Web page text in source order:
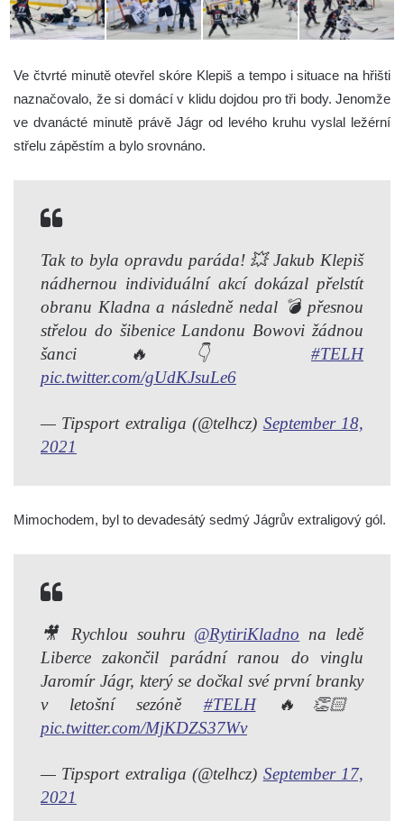
Ve čtvrté minutě otevřel skóre Klepiš a tempo i situace na hřišti
naznačovalo, že si domácí v klidu dojdou pro tři body. Jenomže
ve dvanácté minutě právě Jágr od levého kruhu vyslal ležérní
střelu zápěstím a bylo srovnáno.
Tak to byla opravdu paráda! 💥 Jakub Klepiš
nádhernou individuální akcí dokázal přelstít
obranu Kladna a následně nedal 💣 přesnou
střelou do šibenice Landonu Bowovi žádnou
šanci 🔥👇 #TELH
pic.twitter.com/gUdKJsuLe6
— Tipsport extraliga (@telhcz) September 18,
2021
Mimochodem, byl to devadesátý sedmý Jágrův extraligový gól.
🎥 Rychlou souhru @RytiriKladno na ledě
Liberce zakončil parádní ranou do vinglu
Jaromír Jágr, který se dočkal své první branky
v letošní sezóně #TELH🔥👏🏻
pic.twitter.com/MjKDZS37Wv
— Tipsport extraliga (@telhcz) September 17,
2021